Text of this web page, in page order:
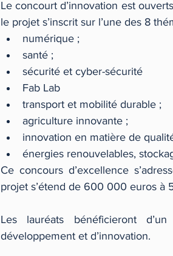
Le concourt d’innovation est
le projet s’inscrit sur l’une des 8
numérique ;
santé ;
sécurité et cyber-sécurité
Fab Lab
transport et mobilité durable ;
agriculture innovante ;
innovation en matière de
énergies renouvelables,
Ce concours d’excellence
projet s’étend de 600 000 euros à
Les lauréats bénéficieront
développement et d’innovation.